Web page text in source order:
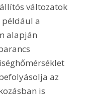
változatok
a
alapján
az
is